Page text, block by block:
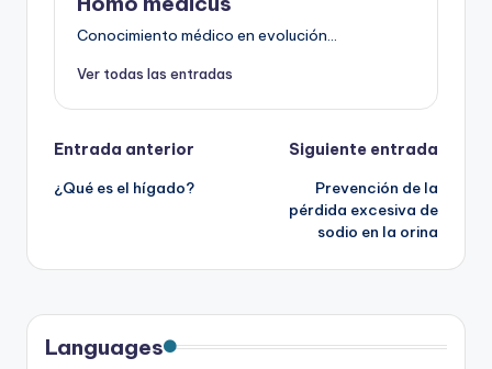
Conocimiento médico en evolución...
Ver todas las entradas
Navegación
de
Entrada anterior
¿Qué es el hígado?
Siguiente entrada
Prevención de la
pérdida excesiva de
sodio en la orina
Languages